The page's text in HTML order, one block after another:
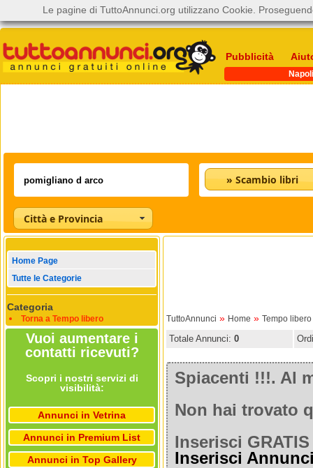
Pubblicità
Napoli
» Scambio libri
Città e Provincia
Home Page
Tutte le Categorie
Categoria
Torna a Tempo libero
Vuoi aumentare i
contatti ricevuti?
Scopri i nostri servizi di
visibilità:
Annunci in Vetrina
Annunci in Premium List
Annunci in Top Gallery
TuttoAnnunci » Home » Tempo libero
Totale Annunci: 0
Spiacenti !!!. Al
Non hai trovato
Inserisci
Inserisci
Le pagine di TuttoAnnunci.org utilizzano Cookie.